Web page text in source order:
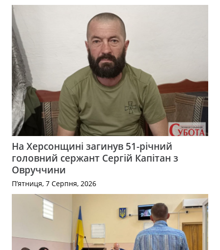
На Херсонщині загинув 51-річний
головний сержант Сергій Капітан з
Овруччини
П’ятниця, 7 Серпня, 2026